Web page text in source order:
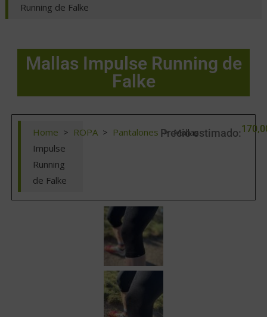
Running de Falke
Mallas Impulse Running de
Falke
Home > ROPA > Pantalones > Mallas
Impulse
Running
de Falke
Precio estimado: